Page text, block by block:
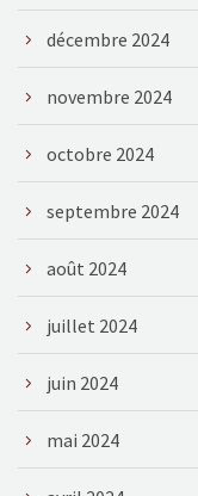
décembre 2024
novembre 2024
octobre 2024
septembre 2024
août 2024
juillet 2024
juin 2024
mai 2024